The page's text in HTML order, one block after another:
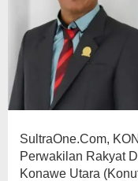
SultraOne.Com,
Perwakilan Rakyat
Konawe Utara